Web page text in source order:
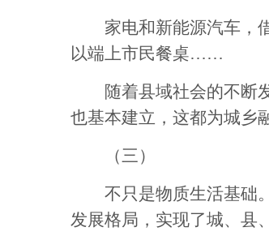
家电和新能源汽车，借
以端上市民餐桌……
随着县域社会的不断发
也基本建立，这都为城乡
（三）
不只是物质生活基础。
发展格局，实现了城、县